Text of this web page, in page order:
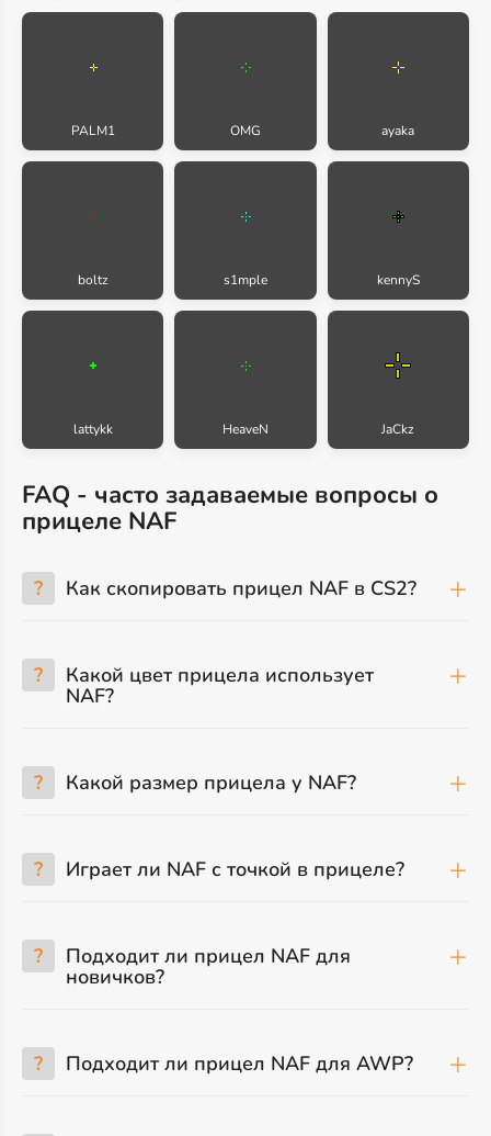
PALM1 OMG ayaka
boltz s1mple kennyS
lattykk HeaveN JaCkz
FAQ - часто задаваемые вопросы о
прицеле NAF
? Как скопировать прицел NAF в CS2?
? Какой цвет прицела использует
NAF?
? Какой размер прицела у NAF?
? Играет ли NAF с точкой в прицеле?
? Подходит ли прицел NAF для
новичков?
? Подходит ли прицел NAF для AWP?